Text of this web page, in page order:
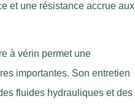
et une résistance accrue aux
à vérin permet une
importantes. Son entretien
fluides hydrauliques et des